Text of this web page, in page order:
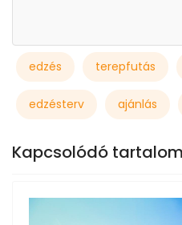
edzés terepfutás
edzésterv ajánlás
Kapcsolódó tartalom